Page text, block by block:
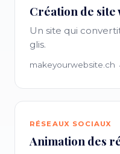
Création de site
Un site qui
glis.
makeyourwebsite.ch
RÉSEAUX SOCIAUX
Animation des